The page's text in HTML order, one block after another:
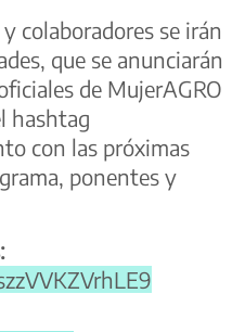
colaboradores se irán
que se anunciarán
de MujerAGRO
hashtag
con las próximas
ponentes y